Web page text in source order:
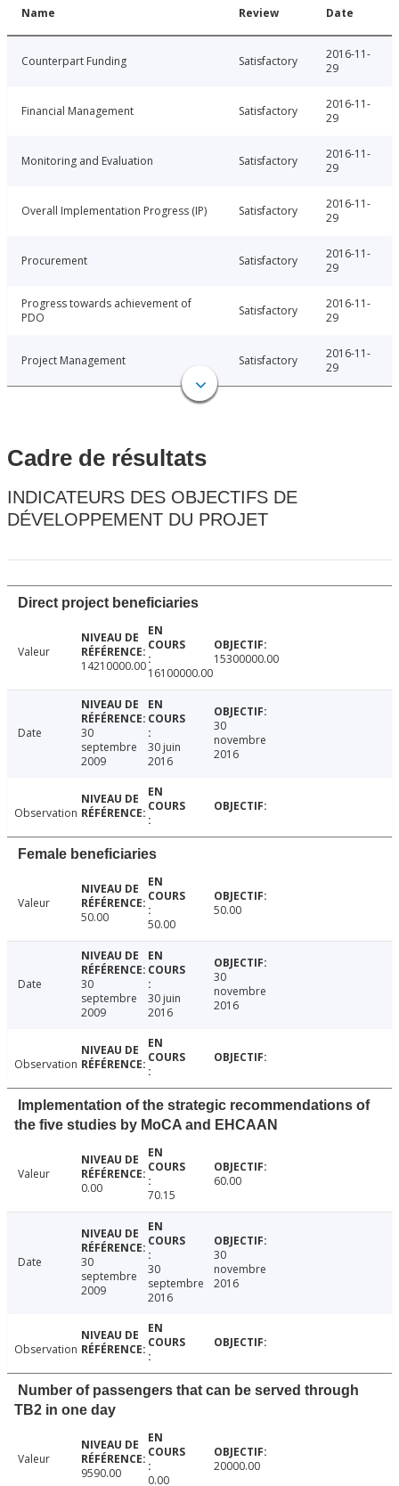
Name Review Date
Counterpart Funding Satisfactory
2016-11-
29
Financial Management Satisfactory
2016-11-
29
Monitoring and Evaluation Satisfactory
2016-11-
29
Overall Implementation Progress (IP) Satisfactory
2016-11-
29
Procurement Satisfactory
2016-11-
29
Progress towards achievement of
PDO
Satisfactory
2016-11-
29
Project Management Satisfactory
2016-11-
29
Cadre de résultats
INDICATEURS DES OBJECTIFS DE
DÉVELOPPEMENT DU PROJET
Direct project beneficiaries
Valeur
14210000.0016100000.00
15300000.00
Date
30
septembre
2009
30 juin
2016
30
novembre
2016
Observation
Female beneficiaries
Valeur
50.00
50.00
50.00
Date
30
septembre
2009
30 juin
2016
30
novembre
2016
Observation
Implementation of the strategic recommendations of
the five studies by MoCA and EHCAAN
Valeur
0.00
70.15
60.00
Date
30
septembre
2009
30
septembre
2016
30
novembre
2016
Observation
Number of passengers that can be served through
TB2 in one day
Valeur
9590.00
0.00
20000.00